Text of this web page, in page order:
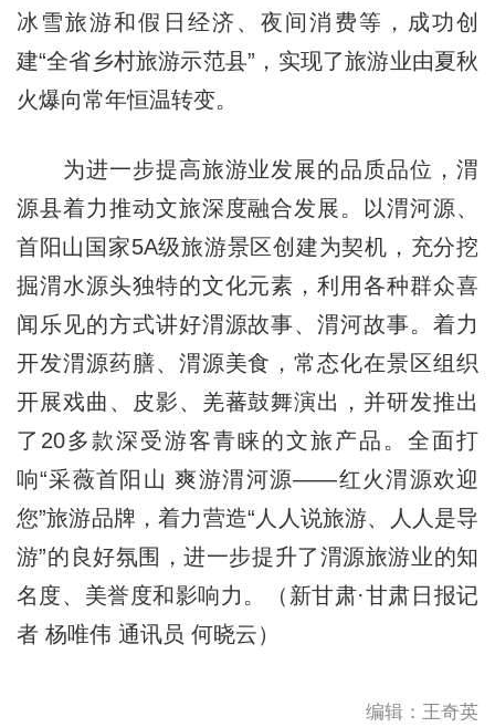
冰雪旅游和假日经济、夜间消费等，成功创
建“全省乡村旅游示范县”，实现了旅游业由夏秋
火爆向常年恒温转变。
为进一步提高旅游业发展的品质品位，渭
源县着力推动文旅深度融合发展。以渭河源、
首阳山国家5A级旅游景区创建为契机，充分挖
掘渭水源头独特的文化元素，利用各种群众喜
闻乐见的方式讲好渭源故事、渭河故事。着力
开发渭源药膳、渭源美食，常态化在景区组织
开展戏曲、皮影、羌蕃鼓舞演出，并研发推出
了20多款深受游客青睐的文旅产品。全面打
响“采薇首阳山 爽游渭河源——红火渭源欢迎
您”旅游品牌，着力营造“人人说旅游、人人是导
游”的良好氛围，进一步提升了渭源旅游业的知
名度、美誉度和影响力。（新甘肃·甘肃日报记
者 杨唯伟 通讯员 何晓云）
编辑：王奇英